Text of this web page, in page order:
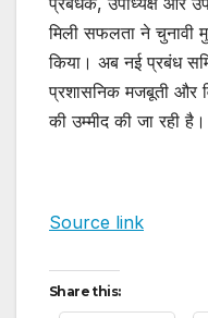
मिली सफलता ने चुनावी
किया। अब नई प्रबंध
प्रशासनिक मजबूती और
की उम्मीद की जा रही है।
Source link
Share this: